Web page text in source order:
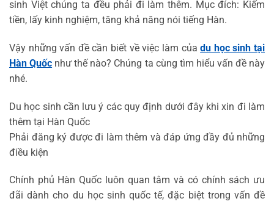
sinh Việt chúng ta đều phải đi làm thêm. Mục đích: Kiếm
tiền, lấy kinh nghiệm, tăng khả năng nói tiếng Hàn.
Vậy những vấn đề cần biết về việc làm củadu học sinh tại
Hàn Quốc như thế nào? Chúng ta cùng tìm hiểu vấn đề này
nhé.
Du học sinh cần lưu ý các quy định dưới đây khi xin đi làm
thêm tại Hàn Quốc
Phải đăng ký được đi làm thêm và đáp ứng đầy đủ những
điều kiện
Chính phủ Hàn Quốc luôn quan tâm và có chính sách ưu
đãi dành cho du học sinh quốc tế, đặc biệt trong vấn đề